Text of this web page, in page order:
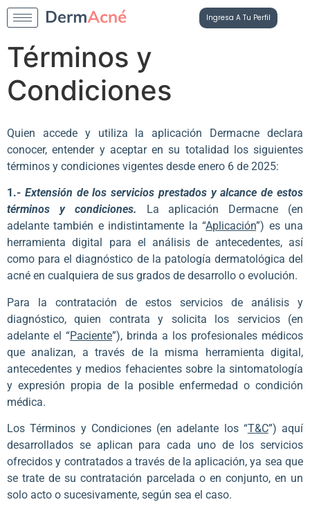
Ingresa A Tu Perfil
Términos y
Condiciones
Quien accede y utiliza la aplicación Dermacne declara
conocer, entender y aceptar en su totalidad los siguientes
términos y condiciones vigentes desde enero 6 de 2025:
1.- Extensión de los servicios prestados y alcance de estos
términos y condiciones. La aplicación Dermacne (en
adelante también e indistintamente la “Aplicación”) es una
herramienta digital para el análisis de antecedentes, así
como para el diagnóstico de la patología dermatológica del
acné en cualquiera de sus grados de desarrollo o evolución.
Para la contratación de estos servicios de análisis y
diagnóstico, quien contrata y solicita los servicios (en
adelante el “Paciente”), brinda a los profesionales médicos
que analizan, a través de la misma herramienta digital,
antecedentes y medios fehacientes sobre la sintomatología
y expresión propia de la posible enfermedad o condición
médica.
Los Términos y Condiciones (en adelante los “T&C”) aquí
desarrollados se aplican para cada uno de los servicios
ofrecidos y contratados a través de la aplicación, ya sea que
se trate de su contratación parcelada o en conjunto, en un
solo acto o sucesivamente, según sea el caso.